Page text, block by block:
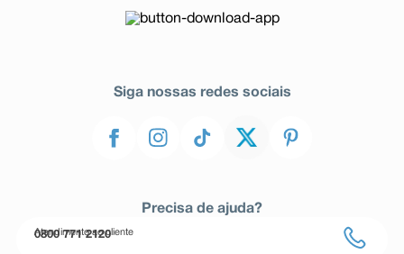
Siga nossas redes sociais
Precisa de ajuda?
Atendimento ao cliente
0800 771 2120